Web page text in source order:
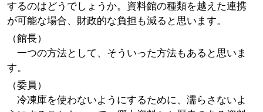
するのはどうでしょうか。資料館の種類を越えた連携
が可能な場合、財政的な負担も減ると思います。
（館長）
一つの方法として、そういった方法もあると思いま
す。
（委員）
冷凍庫を使わないようにするために、濡らさないよ